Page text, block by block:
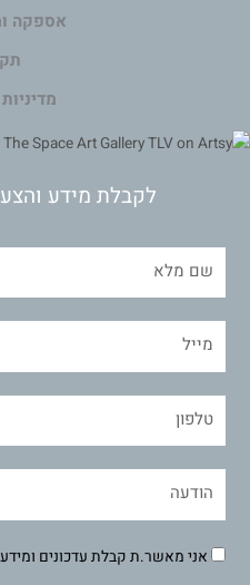
אספקה
לקבלת מידע
אני מאשר.ת קבלת עדכונים ומידע